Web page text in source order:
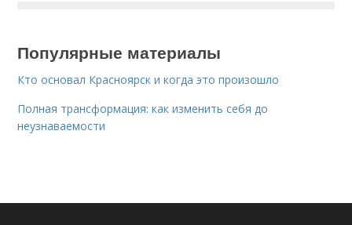
Популярные материалы
Кто основал Красноярск и когда это произошло
Полная трансформация: как изменить себя до
неузнаваемости